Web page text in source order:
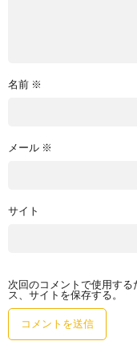
名前 ※
メール ※
サイト
次回のコメントで使用す
ス、サイトを保存する。